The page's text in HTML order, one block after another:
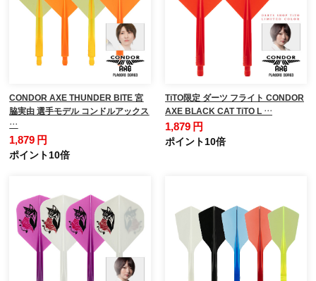
CONDOR AXE THUNDER BITE 宮
脇実由 選手モデル コンドルアックス
…
1,879 円
ポイント10倍
TiTO限定 ダーツ フライト CONDOR
AXE BLACK CAT TiTO L …
1,879 円
ポイント10倍